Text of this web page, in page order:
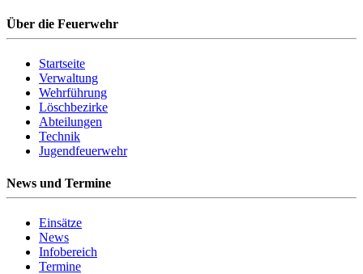
Über die Feuerwehr
Startseite
Verwaltung
Wehrführung
Löschbezirke
Abteilungen
Technik
Jugendfeuerwehr
News und Termine
Einsätze
News
Infobereich
Termine